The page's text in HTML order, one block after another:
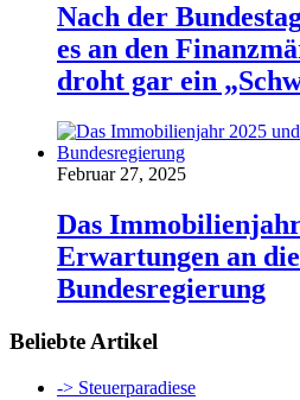
Nach der
es an den
droht gar ein
Februar 27, 2025
Das
Erwartungen an
Bundesregierung
Beliebte Artikel
-> Steuerparadiese